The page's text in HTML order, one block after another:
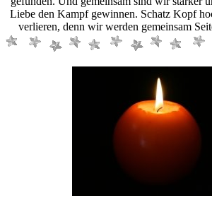
Liebe den Kampf gewinnen. Schatz Kopf
verlieren, denn wir werden gemeinsam